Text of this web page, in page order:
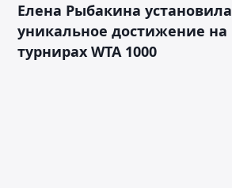
Елена Рыбакина установила
уникальное достижение на
турнирах WTA 1000